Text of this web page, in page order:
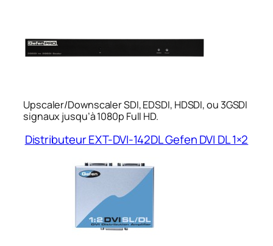
Upscaler/Downscaler SDI, EDSDI, HDSDI, ou 3GSDI
signaux jusqu’à 1080p Full HD.
Distributeur EXT-DVI-142DL Gefen DVI DL 1×2